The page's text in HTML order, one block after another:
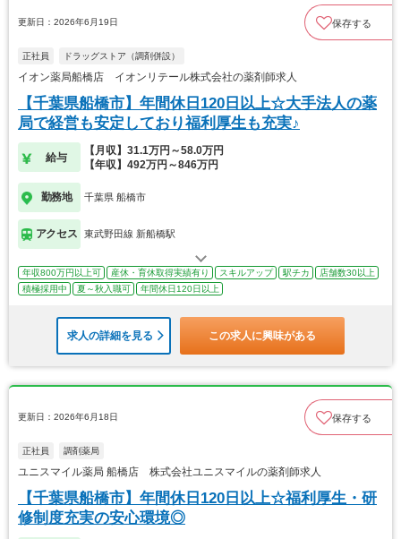
更新日：2026年6月19日 保存する
正社員 ドラッグストア（調剤併設）
イオン薬局船橋店 イオンリテール株式会社の薬剤師求人
【千葉県船橋市】年間休日120日以上☆大手法人の薬
局で経営も安定しており福利厚生も充実♪
給与
【月収】31.1万円～58.0万円
【年収】492万円～846万円
勤務地 千葉県 船橋市
アクセス 東武野田線 新船橋駅
年収800万円以上可 産休・育休取得実績有り スキルアップ 駅チカ
店舗数30以上
積極採用中
夏～秋入職可 年間休日120日以上
求人の詳細を見る この求人に興味がある
更新日：2026年6月18日 保存する
正社員 調剤薬局
ユニスマイル薬局 船橋店 株式会社ユニスマイルの薬剤師求人
【千葉県船橋市】年間休日120日以上☆福利厚生・研
修制度充実の安心環境◎